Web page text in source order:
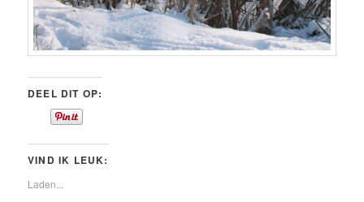
DEEL DIT OP:
VIND IK LEUK:
Laden...